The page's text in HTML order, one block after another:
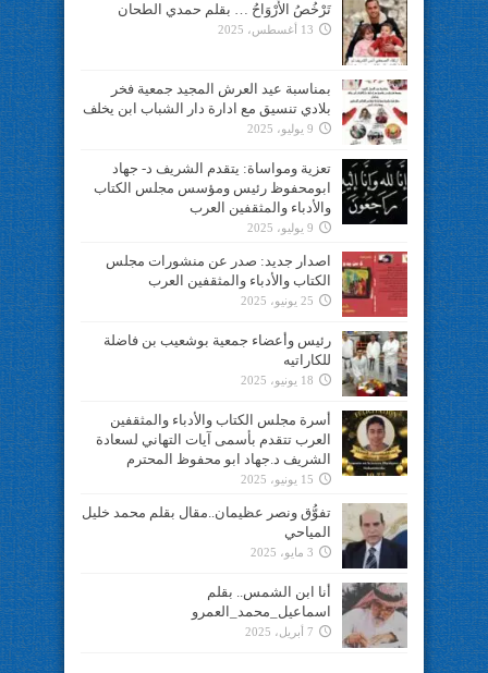
تَرْخُصُ الأَرْوَاحُ … بقلم حمدي الطحان
13 أغسطس، 2025
بمناسبة عيد العرش المجيد جمعية فخر
بلادي تنسيق مع ادارة دار الشباب ابن يخلف
9 يوليو، 2025
تعزية ومواساة: يتقدم الشريف د- جهاد
ابومحفوظ رئيس ومؤسس مجلس الكتاب
والأدباء والمثقفين العرب
9 يوليو، 2025
اصدار جديد: صدر عن منشورات مجلس
الكتاب والأدباء والمثقفين العرب
25 يونيو، 2025
رئيس وأعضاء جمعية بوشعيب بن فاضلة
للكاراتيه
18 يونيو، 2025
أسرة مجلس الكتاب والأدباء والمثقفين
العرب تتقدم بأسمى آيات التهاني لسعادة
الشريف د.جهاد ابو محفوظ المحترم
15 يونيو، 2025
تفوُّق ونصر عظيمان..مقال بقلم محمد خليل
المياحي
3 مايو، 2025
أنا ابن الشمس.. بقلم
اسماعيل_محمد_العمرو
7 أبريل، 2025